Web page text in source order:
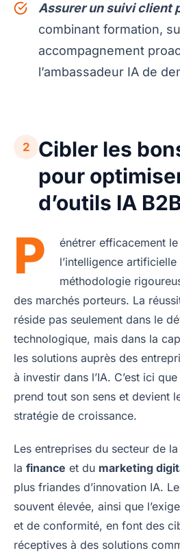
Assurer un suivi client
combinant formation,
accompagnement
l’ambassadeur IA de
2
Cibler les
pour
d’outils IA
P
énétrer efficacement
l’intelligence
méthodologie
des marchés porteurs. La
réside pas seulement dans le
technologique, mais dans la
les solutions auprès des
à investir dans l’IA. C’est ici
prend tout son sens et devient
stratégie de croissance.
Les entreprises du secteur de la
la finance et du marketing
plus friandes d’innovation IA.
souvent élevée, ainsi que
et de conformité, en font des
réceptives à des solutions